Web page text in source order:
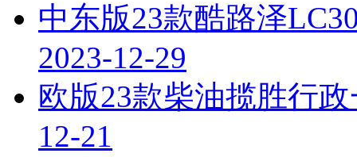
中东版23款酷路泽
2023-12-29
欧版23款柴油揽胜行
12-21